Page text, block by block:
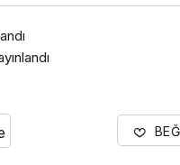
Yıkımında
Müdahale